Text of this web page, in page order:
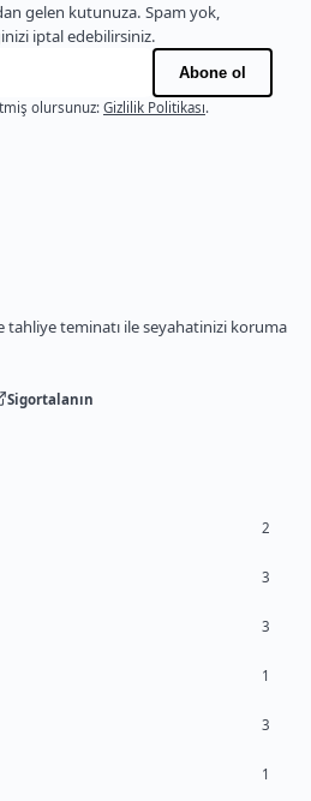
gelen kutunuza. Spam yok,
iptal edebilirsiniz.
Abone ol
olursunuz: Gizlilik Politikası.
tahliye teminatı ile seyahatinizi koruma
Sigortalanın
2
3
3
1
3
1